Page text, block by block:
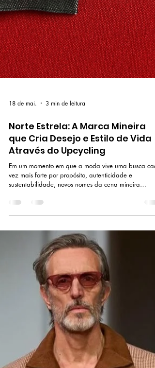
18 de mai.
que Cria Desejo e Estilo de Vida
Através do Upcycling
Em um momento em que a moda vive uma busca
vez mais forte por propósito, autenticidade e
sustentabilidade, novos nomes da cena mineira
começam a ganhar destaque justamente por propor
formas diferentes de criar. Entre eles está a Norte
Estrela, marca fundada por Bárbara Lisboa, ex-aluna
do Prof. Ney Versiani – fundador deste blog –, que
vem chamando atenção por unir upcycling,
autoral e um olhar muito sensível para o fazer
Foto: Acervo Pessoal A históri